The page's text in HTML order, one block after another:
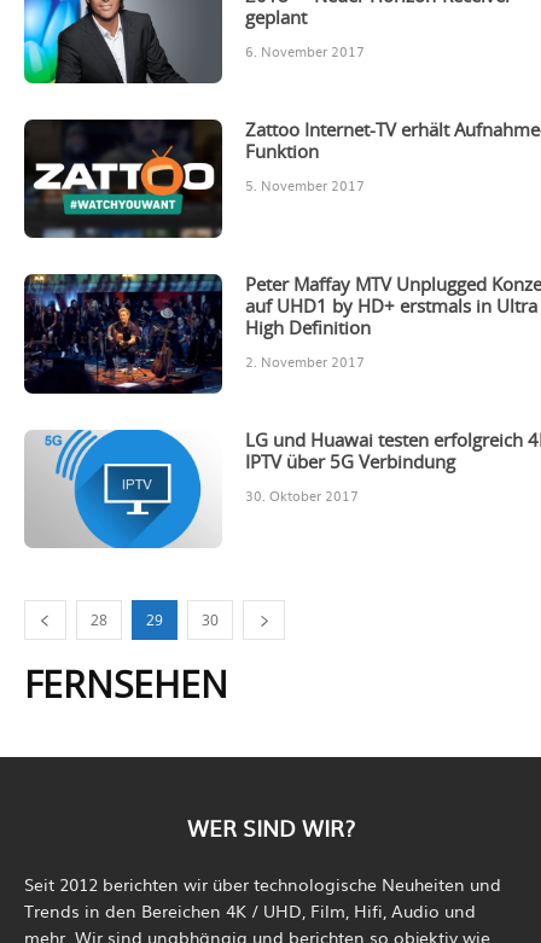
geplant
6. November 2017
Zattoo Internet-TV erhält
Funktion
5. November 2017
Peter Maffay MTV Unplugged
auf UHD1 by HD+ erstmals in Ultra
High Definition
2. November 2017
LG und Huawai testen erfolgreich
IPTV über 5G Verbindung
30. Oktober 2017
28 29 30
FERNSEHEN
WER SIND WIR?
Seit 2012 berichten wir über technologische Neuheiten und
Trends in den Bereichen 4K / UHD, Film, Hifi, Audio und
mehr. Wir sind unabhängig und berichten so objektiv wie